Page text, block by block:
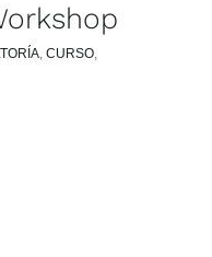
, CURSO,